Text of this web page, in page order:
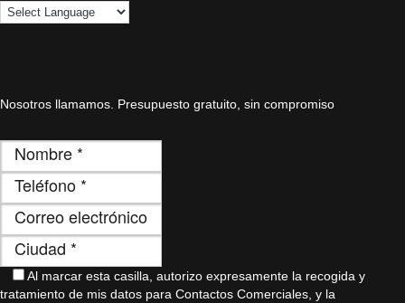
Nosotros llamamos. Presupuesto gratuito, sin compromiso
Al marcar esta casilla, autorizo ​​expresamente la recogida y
tratamiento de mis datos para Contactos Comerciales, y la